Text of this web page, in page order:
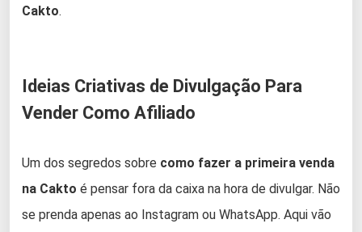
Cakto.
Ideias Criativas de Divulgação Para
Vender Como Afiliado
Um dos segredos sobre como fazer a primeira venda
na Cakto é pensar fora da caixa na hora de divulgar. Não
se prenda apenas ao Instagram ou WhatsApp. Aqui vão